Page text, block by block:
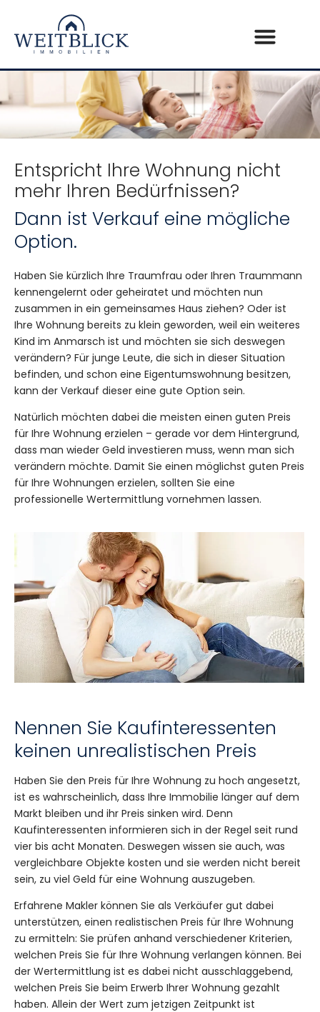
Entspricht Ihre Wohnung nicht
mehr Ihren Bedürfnissen?
Dann ist Verkauf eine mögliche
Option.
Haben Sie kürzlich Ihre Traumfrau oder Ihren Traummann
kennengelernt oder geheiratet und möchten nun
zusammen in ein gemeinsames Haus ziehen? Oder ist
Ihre Wohnung bereits zu klein geworden, weil ein weiteres
Kind im Anmarsch ist und möchten sie sich deswegen
verändern? Für junge Leute, die sich in dieser Situation
befinden, und schon eine Eigentumswohnung besitzen,
kann der Verkauf dieser eine gute Option sein.
Natürlich möchten dabei die meisten einen guten Preis
für Ihre Wohnung erzielen – gerade vor dem Hintergrund,
dass man wieder Geld investieren muss, wenn man sich
verändern möchte. Damit Sie einen möglichst guten Preis
für Ihre Wohnungen erzielen, sollten Sie eine
professionelle Wertermittlung vornehmen lassen.
Nennen Sie Kaufinteressenten
keinen unrealistischen Preis
Haben Sie den Preis für Ihre Wohnung zu hoch angesetzt,
ist es wahrscheinlich, dass Ihre Immobilie länger auf dem
Markt bleiben und ihr Preis sinken wird. Denn
Kaufinteressenten informieren sich in der Regel seit rund
vier bis acht Monaten. Deswegen wissen sie auch, was
vergleichbare Objekte kosten und sie werden nicht bereit
sein, zu viel Geld für eine Wohnung auszugeben.
Erfahrene Makler können Sie als Verkäufer gut dabei
unterstützen, einen realistischen Preis für Ihre Wohnung
zu ermitteln: Sie prüfen anhand verschiedener Kriterien,
welchen Preis Sie für Ihre Wohnung verlangen können. Bei
der Wertermittlung ist es dabei nicht ausschlaggebend,
welchen Preis Sie beim Erwerb Ihrer Wohnung gezahlt
haben. Allein der Wert zum jetzigen Zeitpunkt ist